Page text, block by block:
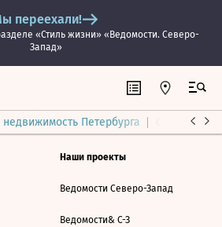
переехали!
«Стиль жизни» «Ведомости. Северо-
Запад»
Петербурга Ситуация
Наши проекты
Ведомости Северо-Запад
Ведомости& С-З